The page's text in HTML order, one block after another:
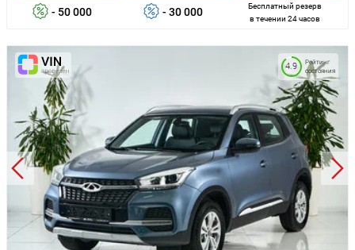
- 50 000 - 30 000
Бесплатный резерв
в течении 24 часов
Рейтинг
состояния
4.9